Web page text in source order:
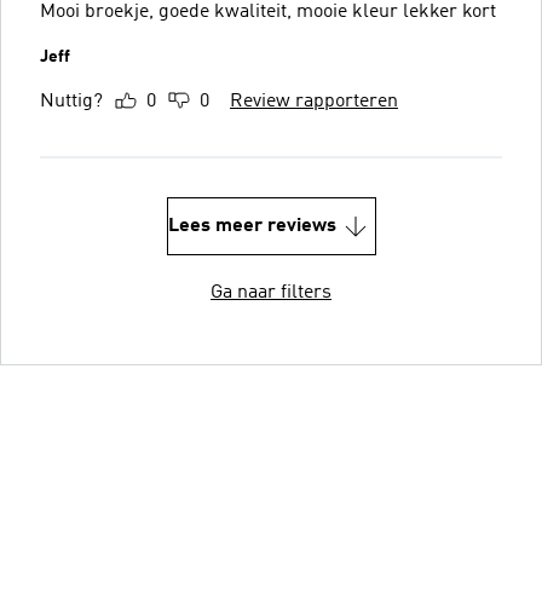
Mooi broekje, goede kwaliteit, mooie kleur lekker kort
Jeff
Nuttig? 0 0 Review rapporteren
Lees meer reviews
Ga naar filters